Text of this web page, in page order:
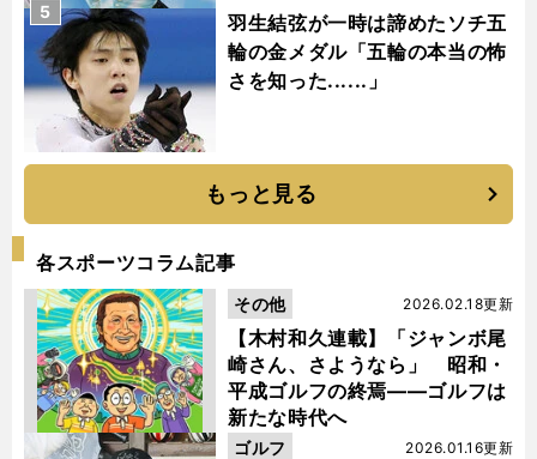
羽生結弦が一時は諦めたソチ五
輪の金メダル「五輪の本当の怖
さを知った......」
5
もっと見る
各スポーツコラム記事
【木村和久連載】「ジャンボ尾
崎さん、さようなら」 昭和・
平成ゴルフの終焉――ゴルフは
新たな時代へ
2026.02.18更新
その他
2026.01.16更新
ゴルフ